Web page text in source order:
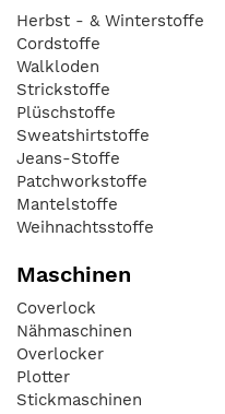
Herbst - & Winterstoffe
Cordstoffe
Walkloden
Strickstoffe
Plüschstoffe
Sweatshirtstoffe
Jeans-Stoffe
Patchworkstoffe
Mantelstoffe
Weihnachtsstoffe
Maschinen
Coverlock
Nähmaschinen
Overlocker
Plotter
Stickmaschinen